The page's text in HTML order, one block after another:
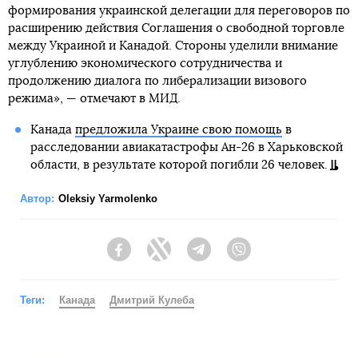
формирования украинской делегации для переговоров по
расширению действия Соглашения о свободной торговле
между Украиной и Канадой. Стороны уделили внимание
углублению экономического сотрудничества и
продолжению диалога по либерализации визового
режима», — отмечают в МИД.
Канада предложила Украине свою помощь в
расследовании авиакатастрофы Ан-26 в Харьковской
области, в результате которой погибли 26 человек.
Автор: Oleksiy Yarmolenko
FacebookTwitter Telegram
Теги: Канада Дмитрий Кулеба